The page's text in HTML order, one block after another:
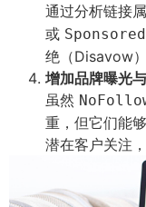
通过分析链接
或 Sponsored
绝（Disavow
增加品牌曝光
虽然
重，但它们能
潜在客户关注